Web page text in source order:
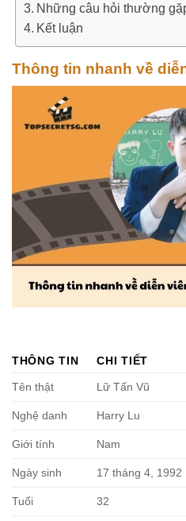
Những câu hỏi thường
Kết luận
Thông tin nhanh về
THÔNG TIN CHI TIẾT
Tên thật Lữ Tấn Vũ
Nghệ danh Harry Lu
Giới tính Nam
Ngày sinh 17 tháng 4, 1992
Tuổi 32